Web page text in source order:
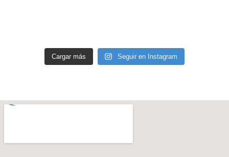
Cargar más Seguir en Instagram